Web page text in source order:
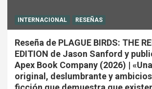
INTERNACIONAL RESEÑAS
Reseña de PLAGUE BIRDS: THE
EDITION de Jason Sanford y
Apex Book Company (2026) |
original, deslumbrante y